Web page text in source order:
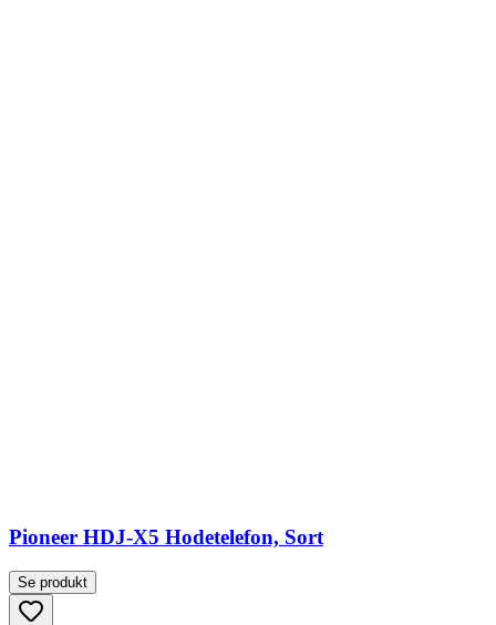
Pioneer HDJ-X5 Hodetelefon, Sort
Se produkt